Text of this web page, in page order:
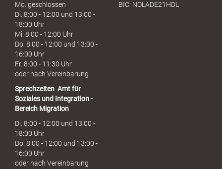
Mo. geschlossen
Di. 8:00 - 12:00 und 13:00 -
18:00 Uhr
Mi. 8:00 - 12:00 Uhr
Do. 8:00 - 12:00 und 13:00 -
16:00 Uhr
Fr. 8:00 - 11:30 Uhr
oder nach Vereinbarung
Sprechzeiten Amt für
Soziales und Integration -
Bereich Migration
Di. 8:00 - 12:00 und 13:00 -
18:00 Uhr
Do. 8:00 - 12:00 und 13:00 -
16:00 Uhr
oder nach Vereinbarung
BIC: NOLADE21HDL